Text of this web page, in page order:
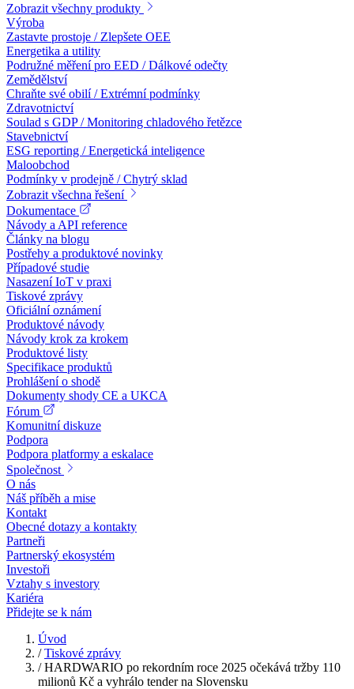
Zobrazit všechny produkty
Výroba
Zastavte prostoje / Zlepšete OEE
Energetika a utility
Podružné měření pro EED / Dálkové odečty
Zemědělství
Chraňte své obilí / Extrémní podmínky
Zdravotnictví
Soulad s GDP / Monitoring chladového řetězce
Stavebnictví
ESG reporting / Energetická inteligence
Maloobchod
Podmínky v prodejně / Chytrý sklad
Zobrazit všechna řešení
Dokumentace
Návody a API reference
Články na blogu
Postřehy a produktové novinky
Případové studie
Nasazení IoT v praxi
Tiskové zprávy
Oficiální oznámení
Produktové návody
Návody krok za krokem
Produktové listy
Specifikace produktů
Prohlášení o shodě
Dokumenty shody CE a UKCA
Fórum
Komunitní diskuze
Podpora
Podpora platformy a eskalace
Společnost
O nás
Náš příběh a mise
Kontakt
Obecné dotazy a kontakty
Partneři
Partnerský ekosystém
Investoři
Vztahy s investory
Kariéra
Přidejte se k nám
Úvod
/ Tiskové zprávy
/ HARDWARIO po rekordním roce 2025 očekává tržby 110
milionů Kč a vyhrálo tender na Slovensku